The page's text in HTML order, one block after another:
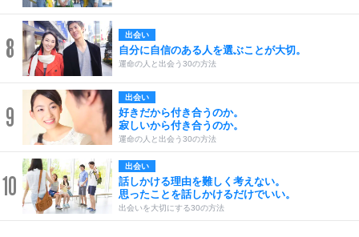
8 出会い
自分に自信のある人を選ぶことが大切。
運命の人と出会う30の方法
9
出会い
好きだから付き合うのか。
寂しいから付き合うのか。
運命の人と出会う30の方法
10
出会い
話しかける理由を難しく考えない。
思ったことを話しかけるだけでいい。
出会いを大切にする30の方法